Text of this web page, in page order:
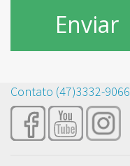
Contato (47)3332-9066